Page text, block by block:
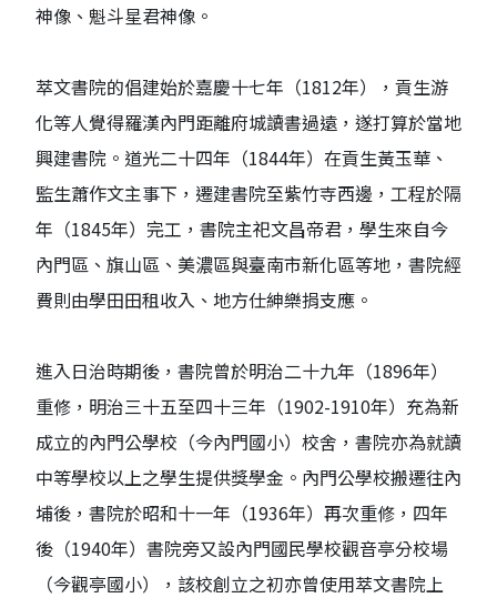
神像、魁斗星君神像。
萃文書院的倡建始於嘉慶十七年（1812年），貢生游
化等人覺得羅漢內門距離府城讀書過遠，遂打算於當地
興建書院。道光二十四年（1844年）在貢生黃玉華、
監生蕭作文主事下，遷建書院至紫竹寺西邊，工程於隔
年（1845年）完工，書院主祀文昌帝君，學生來自今
內門區、旗山區、美濃區與臺南市新化區等地，書院經
費則由學田田租收入、地方仕紳樂捐支應。
進入日治時期後，書院曾於明治二十九年（1896年）
重修，明治三十五至四十三年（1902-1910年）充為新
成立的內門公學校（今內門國小）校舍，書院亦為就讀
中等學校以上之學生提供獎學金。內門公學校搬遷往內
埔後，書院於昭和十一年（1936年）再次重修，四年
後（1940年）書院旁又設內門國民學校觀音亭分校場
（今觀亭國小），該校創立之初亦曾使用萃文書院上